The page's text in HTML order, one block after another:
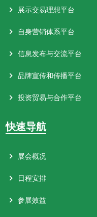
展示交易理想平台
自身营销体系平台
信息发布与交流平台
品牌宣传和传播平台
投资贸易与合作平台
快速导航
展会概况
日程安排
参展效益